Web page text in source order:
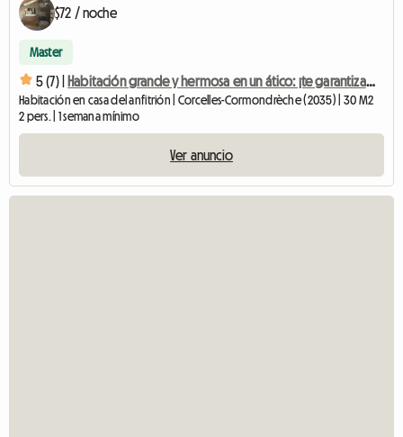
$72 / noche
Master
5 (7) | Habitación grande y hermosa en un ático: ¡te garantizamos que te robará el corazón!
Habitación en casa del anfitrión | Corcelles-Cormondrèche (2035) | 30 M2
2 pers. | 1 semana mínimo
Ver anuncio